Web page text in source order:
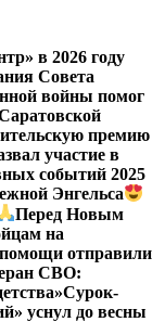
в 2026 году
Совета
войны помог
премию
участие в
событий 2025
Энгельса
Перед Новым
на
отправили
СВО:
Сурок-
уснул до весны